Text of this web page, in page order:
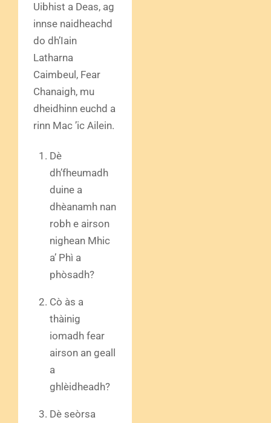
Uibhist a Deas, ag
innse naidheachd
do dh’Iain
Latharna
Caimbeul, Fear
Chanaigh, mu
dheidhinn euchd a
rinn Mac ’ic Ailein.
Dè
dh’fheumadh
duine a
dhèanamh nan
robh e airson
nighean Mhic
a’ Phì a
phòsadh?
Cò às a
thàinig
iomadh fear
airson an geall
a
ghlèidheadh?
Dè seòrsa